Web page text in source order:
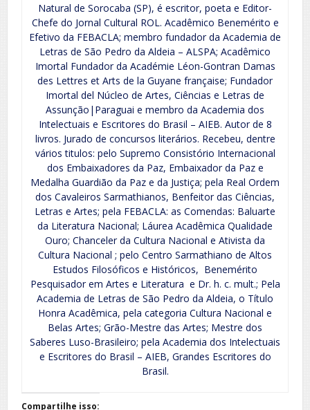
Natural de Sorocaba (SP), é escritor, poeta e Editor-
Chefe do Jornal Cultural ROL. Acadêmico Benemérito e
Efetivo da FEBACLA; membro fundador da Academia de
Letras de São Pedro da Aldeia – ALSPA; Acadêmico
Imortal Fundador da Académie Léon-Gontran Damas
des Lettres et Arts de la Guyane française; Fundador
Imortal del Núcleo de Artes, Ciências e Letras de
Assunção|Paraguai e membro da Academia dos
Intelectuais e Escritores do Brasil – AIEB. Autor de 8
livros. Jurado de concursos literários. Recebeu, dentre
vários titulos: pelo Supremo Consistório Internacional
dos Embaixadores da Paz, Embaixador da Paz e
Medalha Guardião da Paz e da Justiça; pela Real Ordem
dos Cavaleiros Sarmathianos, Benfeitor das Ciências,
Letras e Artes; pela FEBACLA: as Comendas: Baluarte
da Literatura Nacional; Láurea Acadêmica Qualidade
Ouro; Chanceler da Cultura Nacional e Ativista da
Cultura Nacional ; pelo Centro Sarmathiano de Altos
Estudos Filosóficos e Históricos, Benemérito
Pesquisador em Artes e Literatura e Dr. h. c. mult.; Pela
Academia de Letras de São Pedro da Aldeia, o Título
Honra Acadêmica, pela categoria Cultura Nacional e
Belas Artes; Grão-Mestre das Artes; Mestre dos
Saberes Luso-Brasileiro; pela Academia dos Intelectuais
e Escritores do Brasil – AIEB, Grandes Escritores do
Brasil.
Compartilhe isso: